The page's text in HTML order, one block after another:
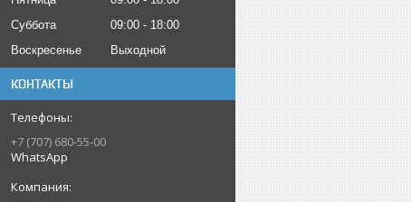
Суббота
09:00
18:00
Воскресенье
Выходной
КОНТАКТЫ
+7 (707) 680-55-00
WhatsApp